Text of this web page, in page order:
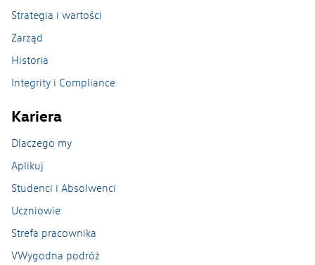
Zrównoważony rozwój
Strategia i wartości
Zarząd
Historia
Integrity i Compliance
Kariera
Dlaczego my
Aplikuj
Studenci i Absolwenci
Uczniowie
Strefa pracownika
VWygodna podróż